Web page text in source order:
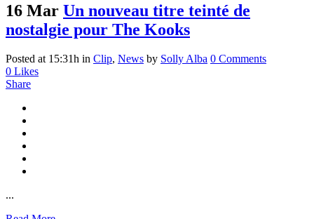
16 Mar Un nouveau titre teinté de
nostalgie pour The Kooks
Posted at 15:31h in Clip, News by Solly Alba 0 Comments
0 Likes
Share
...